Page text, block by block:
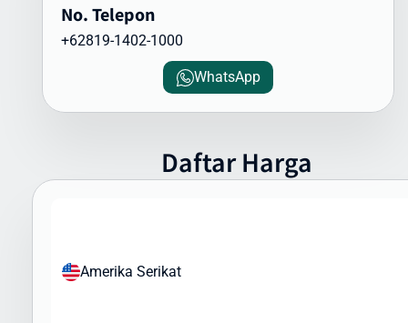
Faktor yang memengaruhi waktu pengiriman meliputi:
Kondisi cuaca dan faktor operasional
Ketersediaan transportasi di negara tujuan
Intrasia.id memiliki sistem pelacakan canggih yang memungkinkan
Anda memantau status pengiriman secara real-time. Dengan
begitu, Anda selalu mendapatkan informasi terkini mengenai posisi
Aman
No. Telepon
+62819-1402-1000
WhatsApp
Daftar Harga
Amerika Serikat